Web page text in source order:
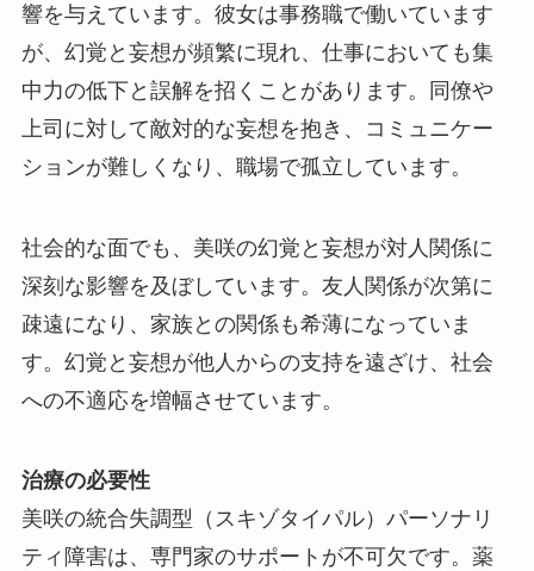
響を与えています。彼女は事務職で働いています
が、幻覚と妄想が頻繁に現れ、仕事においても集
中力の低下と誤解を招くことがあります。同僚や
上司に対して敵対的な妄想を抱き、コミュニケー
ションが難しくなり、職場で孤立しています。
社会的な面でも、美咲の幻覚と妄想が対人関係に
深刻な影響を及ぼしています。友人関係が次第に
疎遠になり、家族との関係も希薄になっていま
す。幻覚と妄想が他人からの支持を遠ざけ、社会
への不適応を増幅させています。
治療の必要性
美咲の統合失調型（スキゾタイパル）パーソナリ
ティ障害は、専門家のサポートが不可欠です。薬